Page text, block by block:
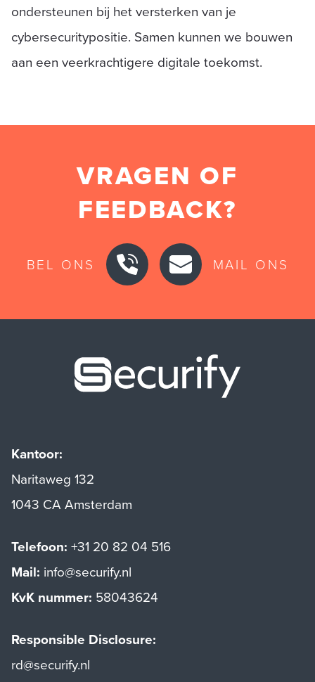
ondersteunen bij het versterken van je
cybersecuritypositie. Samen kunnen we bouwen
aan een veerkrachtigere digitale toekomst.
VRAGEN OF
FEEDBACK?
BEL ONS MAIL ONS
Kantoor:
Naritaweg 132
1043 CA Amsterdam
Telefoon: +31 20 82 04 516
Mail: info@securify.nl
KvK nummer: 58043624
Responsible Disclosure:
rd@securify.nl